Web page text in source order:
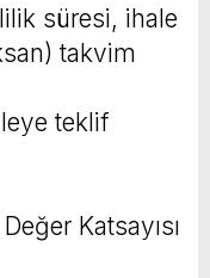
süresi, ihale
takvim
teklif
Katsayısı